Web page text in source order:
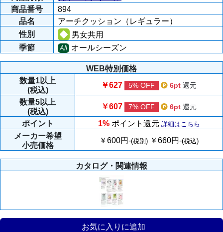
商品番号
894
品名
アーチクッション（レギュラー）
性別
男女共用
季節
All オールシーズン
WEB特別価格
数量1以上
(税込)
￥627 5% OFF 6pt 還元
数量5以上
(税込)
￥607 7% OFF 6pt 還元
ポイント 1% ポイント還元 詳細はこちら
メーカー希望
小売価格
￥600円-(税別) ￥660円-(税込)
カタログ・関連情報
お気に入りに追加